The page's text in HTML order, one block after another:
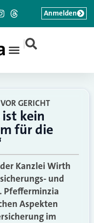
|
Anmelden
GERICHT
kein
für die
Kanzlei Wirth
und
Pfefferminzia
Aspekten
im